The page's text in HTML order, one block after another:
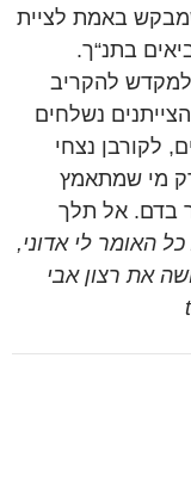
באמת לציית
בתנ“ך.
למקדש להקריב
נשלחים
לקורבן נצחי
מי שמתאמץ
בדם. אל תלך
האומר לי אדוני,
את רצון אבי